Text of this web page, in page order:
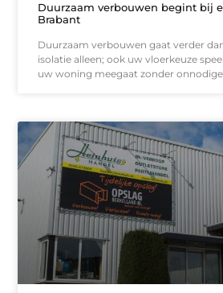
Duurzaam verbouwen begint bij
Brabant
Duurzaam verbouwen gaat verder
isolatie alleen; ook uw vloerkeuze
uw woning meegaat zonder